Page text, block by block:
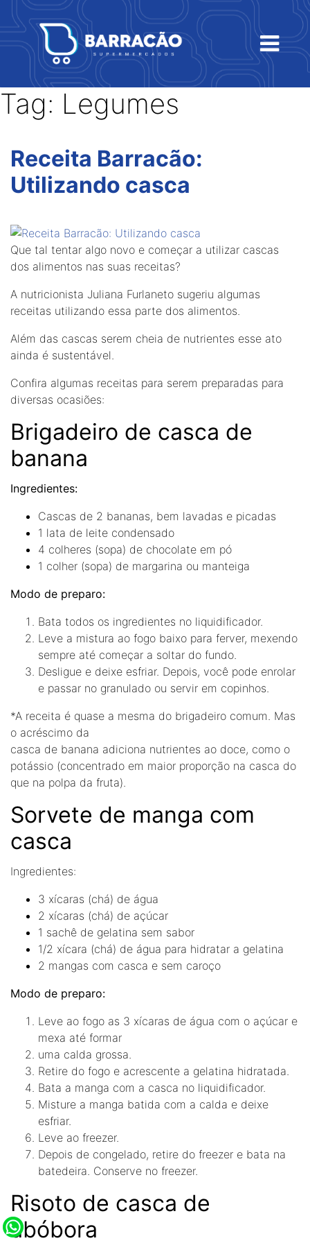
Tag: Legumes
Receita Barracão:
Utilizando casca
Que tal tentar algo novo e começar a utilizar cascas
dos alimentos nas suas receitas?
A nutricionista Juliana Furlaneto sugeriu algumas
receitas utilizando essa parte dos alimentos.
Além das cascas serem cheia de nutrientes esse ato
ainda é sustentável.
Confira algumas receitas para serem preparadas para
diversas ocasiões:
Brigadeiro de casca de
banana
Ingredientes:
Cascas de 2 bananas, bem lavadas e picadas
1 lata de leite condensado
4 colheres (sopa) de chocolate em pó
1 colher (sopa) de margarina ou manteiga
Modo de preparo:
Bata todos os ingredientes no liquidificador.
Leve a mistura ao fogo baixo para ferver, mexendo
sempre até começar a soltar do fundo.
Desligue e deixe esfriar. Depois, você pode enrolar
e passar no granulado ou servir em copinhos.
*A receita é quase a mesma do brigadeiro comum. Mas
o acréscimo da
casca de banana adiciona nutrientes ao doce, como o
potássio (concentrado em maior proporção na casca do
que na polpa da fruta).
Sorvete de manga com
casca
Ingredientes:
3 xícaras (chá) de água
2 xícaras (chá) de açúcar
1 sachê de gelatina sem sabor
1/2 xícara (chá) de água para hidratar a gelatina
2 mangas com casca e sem caroço
Modo de preparo:
Leve ao fogo as 3 xícaras de água com o açúcar e
mexa até formar
uma calda grossa.
Retire do fogo e acrescente a gelatina hidratada.
Bata a manga com a casca no liquidificador.
Misture a manga batida com a calda e deixe
esfriar.
Leve ao freezer.
Depois de congelado, retire do freezer e bata na
batedeira. Conserve no freezer.
Risoto de casca de
abóbora